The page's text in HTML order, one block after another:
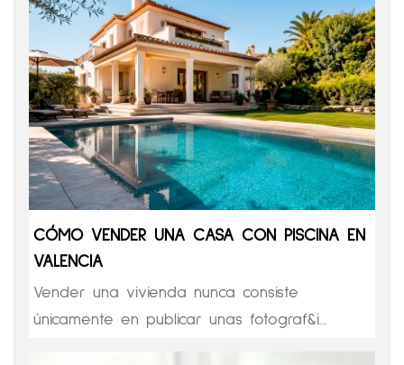
CÓMO VENDER UNA CASA CON PISCINA EN
VALENCIA
Vender una vivienda nunca consiste
únicamente en publicar unas fotograf&i...